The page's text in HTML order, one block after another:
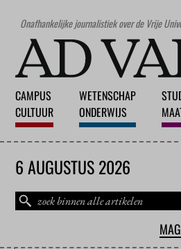
Onafhankelijke journalistiek over de Vrije
CAMPUS
CULTUUR
WETENSCHAP
ONDERWIJS
6 AUGUSTUS 2026